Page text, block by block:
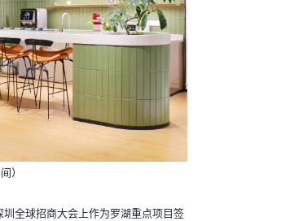
）
圳全球招商大会上作为罗湖重点项目签